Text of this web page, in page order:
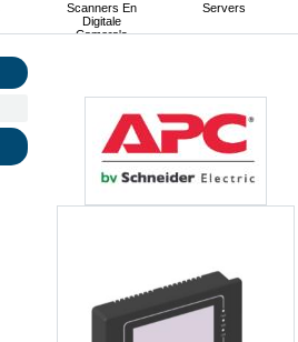
Scanners En
Digitale
Camera's
Servers